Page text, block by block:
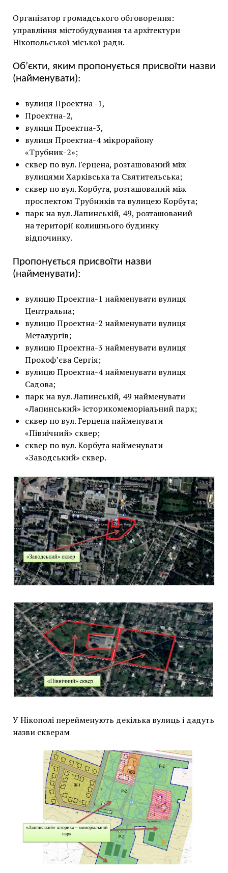
Організатор громадського обговорення:
управління містобудування та архітектури
Нікопольської міської ради.
Об’єкти, яким пропонується присвоїти назви
(найменувати):
вулиця Проектна -1,
Проектна-2,
вулиця Проектна-3,
вулиця Проектна-4 мікрорайону
«Трубник-2»;
сквер по вул. Герцена, розташований між
вулицями Харківська та Святительська;
сквер по вул. Корбута, розташований між
проспектом Трубників та вулицею Корбута;
парк на вул. Лапинській, 49, розташований
на території колишнього будинку
відпочинку.
Пропонується присвоїти назви
(найменувати):
вулицю Проектна-1 найменувати вулиця
Центральна;
вулицю Проектна-2 найменувати вулиця
Металургів;
вулицю Проектна-3 найменувати вулиця
Прокоф’єва Сергія;
вулицю Проектна-4 найменувати вулиця
Садова;
парк на вул. Лапинській, 49 найменувати
«Лапинський» історикомеморіальний парк;
сквер по вул. Герцена найменувати
«Північний» сквер;
сквер по вул. Корбута найменувати
«Заводський» сквер.
У Нікополі перейменують декілька вулиць і дадуть
назви скверам